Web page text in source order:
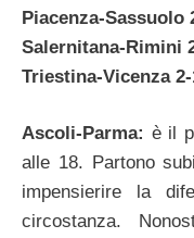
Piacenza-Sassuolo
Salernitana-Rimini
Triestina-Vicenza
Ascoli-Parma: è il
alle 18. Partono
impensierire la
circostanza.